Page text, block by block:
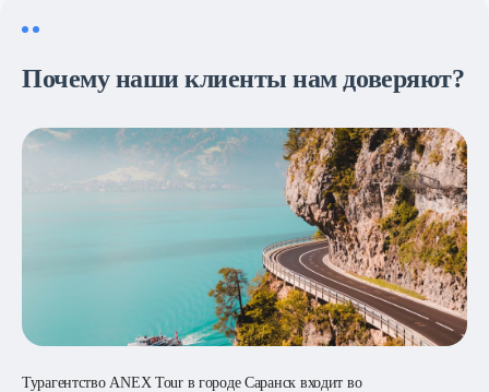
Почему наши клиенты нам доверяют?
Турагентство ANEX Tour в городе Саранск входит во